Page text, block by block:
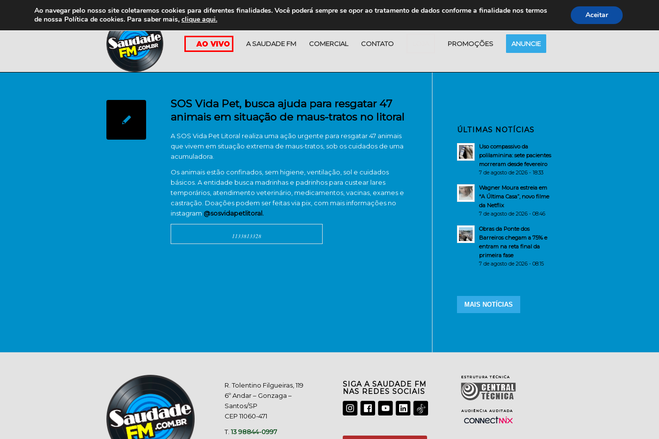
A SAUDADE FM COMERCIAL CONTATO PROMOÇÕES ANUNCIE
SOS Vida Pet, busca ajuda para resgatar 47
animais em situação de maus-tratos no litoral
A SOS Vida Pet Litoral realiza uma ação urgente para resgatar 47 animais
que vivem em situação extrema de maus-tratos, sob os cuidados de uma
acumuladora.
Os animais estão confinados, sem higiene, ventilação, sol e cuidados
básicos. A entidade busca madrinhas e padrinhos para custear lares
temporários, atendimento veterinário, medicamentos, vacinas, exames e
castração. Doações podem ser feitas via pix, com mais informações no
instagram @sosvidapetlitoral.
1133813328
ÚLTIMAS NOTÍCIAS
Uso compassivo da
polilaminina: sete pacientes
morreram desde fevereiro
7 de agosto de 2026 - 18:33
Wagner Moura estreia em
“A Última Casa”, novo filme
da Netflix
7 de agosto de 2026 - 08:46
Obras da Ponte dos
Barreiros chegam a 75% e
entram na reta final da
primeira fase
7 de agosto de 2026 - 08:15
MAIS NOTÍCIAS
R. Tolentino Filgueiras, 119
6º Andar – Gonzaga –
Santos/SP
CEP 11060-471
T.13 98844-0997
SIGA A SAUDADE FM
NAS REDES SOCIAIS
Ao navegar pelo nosso site coletaremos cookies para diferentes finalidades. Você poderá sempre se opor ao tratamento de dados conforme a finalidade nos termos
de nossa Política de cookies. Para saber mais, clique aqui. Aceitar